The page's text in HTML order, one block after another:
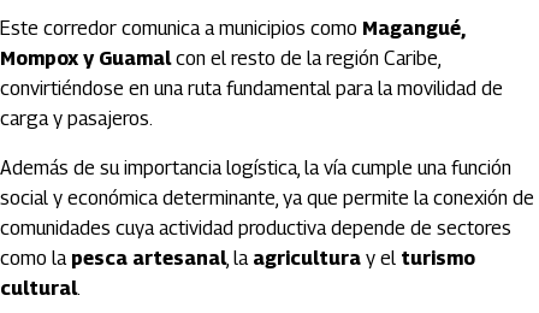
Este corredor comunica a municipios como Magangué,
Mompox y Guamalcon el resto de la región Caribe,
convirtiéndose en una ruta fundamental para la movilidad de
carga y pasajeros.
Además de su importancia logística, la vía cumple una función
social y económica determinante, ya que permite la conexión de
comunidades cuya actividad productiva depende de sectores
como la pesca artesanal, la agricultura y el turismo
cultural.